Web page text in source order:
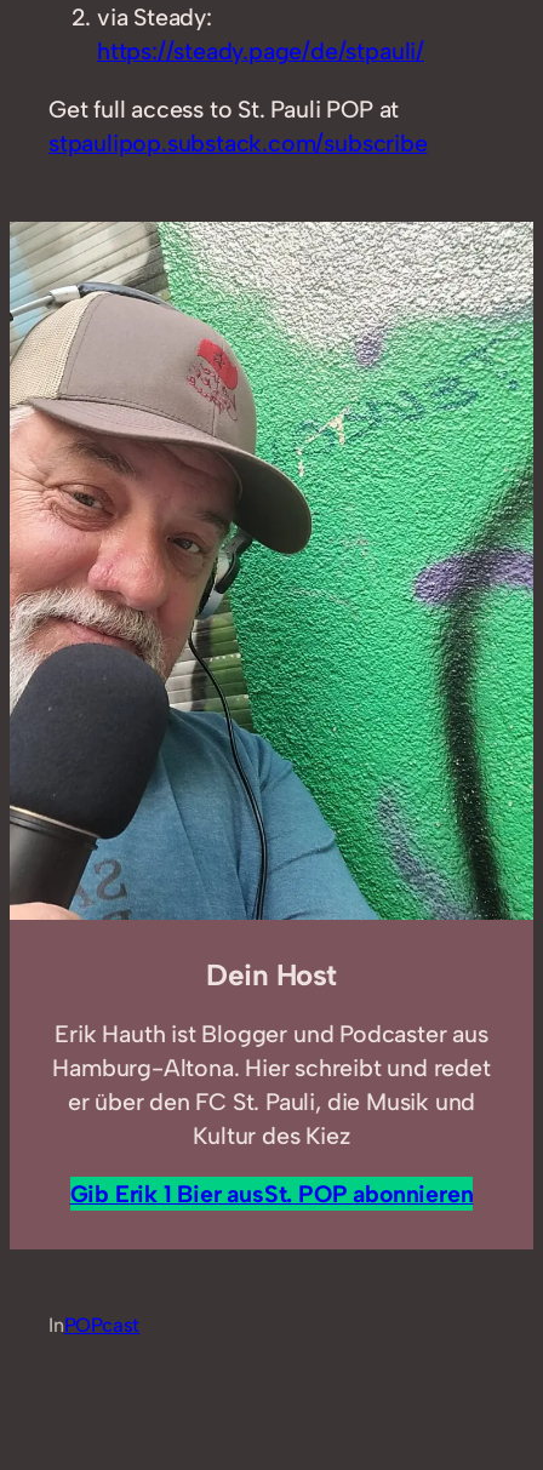
via Steady:
https://steady.page/de/stpauli/
Get full access to St. Pauli POP at
stpaulipop.substack.com/subscribe
Dein Host
Erik Hauth ist Blogger und Podcaster aus
Hamburg-Altona. Hier schreibt und redet
er über den FC St. Pauli, die Musik und
Kultur des Kiez
Gib Erik 1 Bier ausSt. POP abonnieren
InPOPcast